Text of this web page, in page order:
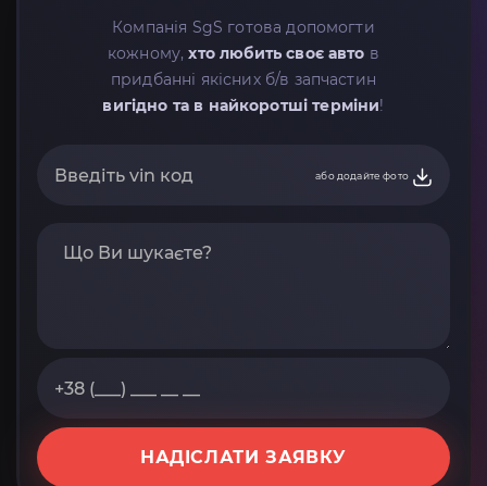
Компанія SgS готова допомогти
кожному,хто любить своє авто в
придбанні якісних б/в запчастин
вигідно та в найкоротші терміни!
або додайте фото
НАДІСЛАТИ ЗАЯВКУ